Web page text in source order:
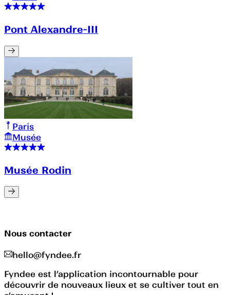
Pont Alexandre-III
Paris
Musée
Musée Rodin
Nous contacter
hello@fyndee.fr
Fyndee est l’application incontournable pour
découvrir de nouveaux lieux et se cultiver tout en